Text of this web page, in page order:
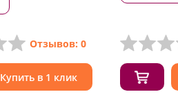
Отзывов: 0
Купить в 1 клик